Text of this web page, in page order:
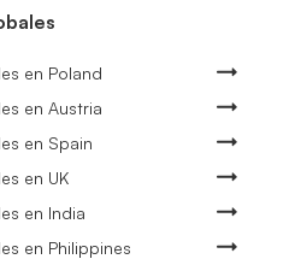
en Poland
en Austria
en Spain
en UK
en India
en Philippines